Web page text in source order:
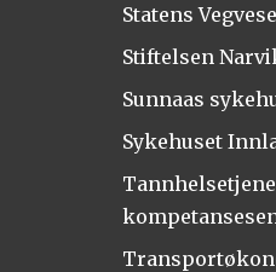
Statens
Stiftelsen
Sunnaas
Sykehuset